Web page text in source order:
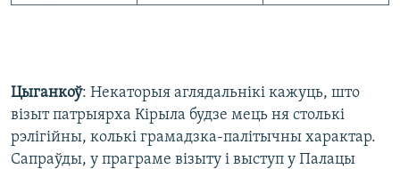
Цыганкоў: Некаторыя аглядальнікі кажуць, што
візыт патрыярха Кірыла будзе мець ня столькі
рэлігійны, колькі грамадзка-палітычны характар.
Сапраўды, у праграме візыту і выступ у Палацы